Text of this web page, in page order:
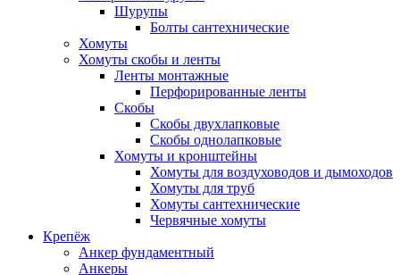
Шурупы
Болты сантехнические
Хомуты
Хомуты скобы и ленты
Ленты монтажные
Перфорированные ленты
Скобы
Скобы двухлапковые
Скобы однолапковые
Хомуты и кронштейны
Хомуты для воздуховодов и дымоходов
Хомуты для труб
Хомуты сантехнические
Червячные хомуты
Крепёж
Анкер фундаментный
Анкеры